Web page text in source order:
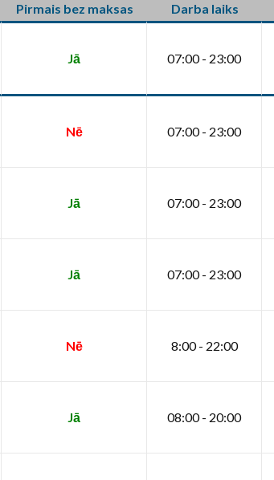
Pirmais bez maksas Darba laiks
Jā 07:00 - 23:00
Nē 07:00 - 23:00
Jā 07:00 - 23:00
Jā 07:00 - 23:00
Nē 8:00 - 22:00
Jā 08:00 - 20:00